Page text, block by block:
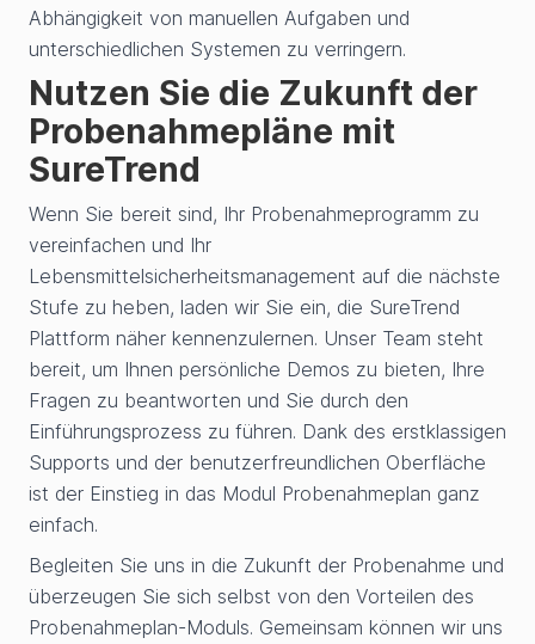
Abhängigkeit von manuellen Aufgaben und
unterschiedlichen Systemen zu verringern.
Nutzen Sie die Zukunft der
Probenahmepläne mit
SureTrend
Wenn Sie bereit sind, Ihr Probenahmeprogramm zu
vereinfachen und Ihr
Lebensmittelsicherheitsmanagement auf die nächste
Stufe zu heben, laden wir Sie ein, die SureTrend
Plattform näher kennenzulernen. Unser Team steht
bereit, um Ihnen persönliche Demos zu bieten, Ihre
Fragen zu beantworten und Sie durch den
Einführungsprozess zu führen. Dank des erstklassigen
Supports und der benutzerfreundlichen Oberfläche
ist der Einstieg in das Modul Probenahmeplan ganz
einfach.
Begleiten Sie uns in die Zukunft der Probenahme und
überzeugen Sie sich selbst von den Vorteilen des
Probenahmeplan-Moduls. Gemeinsam können wir uns